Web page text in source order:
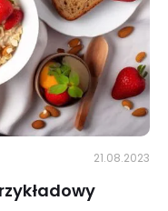
21.08.2023